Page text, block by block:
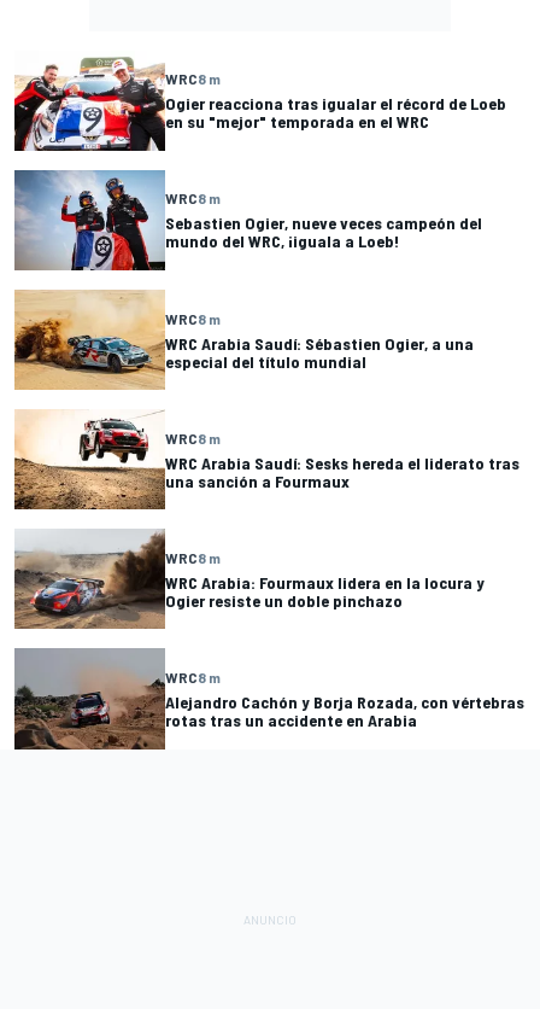
WRC8 m
Ogier reacciona tras igualar el récord de Loeb
en su "mejor" temporada en el WRC
WRC8 m
Sebastien Ogier, nueve veces campeón del
mundo del WRC, ¡iguala a Loeb!
WRC8 m
WRC Arabia Saudí: Sébastien Ogier, a una
especial del título mundial
WRC8 m
WRC Arabia Saudí: Sesks hereda el liderato tras
una sanción a Fourmaux
WRC8 m
WRC Arabia: Fourmaux lidera en la locura y
Ogier resiste un doble pinchazo
WRC8 m
Alejandro Cachón y Borja Rozada, con vértebras
rotas tras un accidente en Arabia